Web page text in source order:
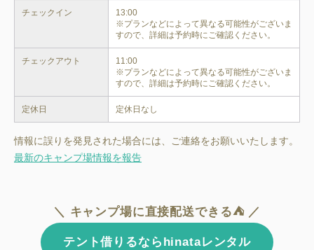
チェックイン
13:00
※プランなどによって異なる可能性がございま
すので、詳細は予約時にご確認ください。
チェックアウト
11:00
※プランなどによって異なる可能性がございま
すので、詳細は予約時にご確認ください。
定休日 定休日なし
情報に誤りを発見された場合には、ご連絡をお願いいたします。
最新のキャンプ場情報を報告
＼ キャンプ場に直接配送できる⛺ ／
テント借りるならhinataレンタル